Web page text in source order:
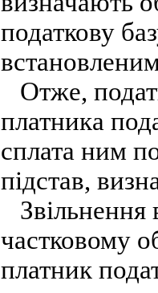
податкову
Отже,
платника
сплата ним
підстав,
Звільнення
частковому
платник